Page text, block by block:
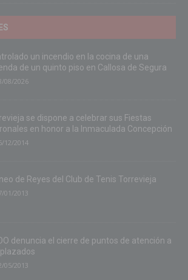
un incendio en la cocina de una
de un quinto piso en Callosa de Segura
08/2026
se dispone a celebrar sus Fiestas
en honor a la Inmaculada Concepción
12/2014
de Reyes del Club de Tenis Torrevieja
01/2013
denuncia el cierre de puntos de atención a
05/2013